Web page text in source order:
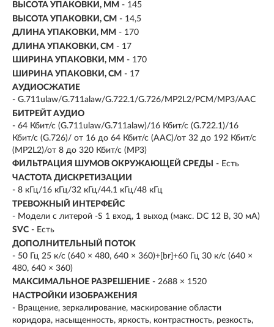
ВЫСОТА УПАКОВКИ, ММ - 145
ВЫСОТА УПАКОВКИ, СМ - 14,5
ДЛИНА УПАКОВКИ, ММ - 170
ДЛИНА УПАКОВКИ, СМ - 17
ШИРИНА УПАКОВКИ, ММ - 170
ШИРИНА УПАКОВКИ, СМ - 17
АУДИОСЖАТИЕ
- G.711ulaw/G.711alaw/G.722.1/G.726/MP2L2/PCM/MP3/AAC
БИТРЕЙТ АУДИО
- 64 Кбит/с (G.711ulaw/G.711alaw)/16 Кбит/с (G.722.1)/16
Кбит/с (G.726)/ от 16 до 64 Кбит/с (AAC)/от 32 до 192 Кбит/с
(MP2L2)/от 8 до 320 Кбит/с (MP3)
ФИЛЬТРАЦИЯ ШУМОВ ОКРУЖАЮЩЕЙ СРЕДЫ
- Есть
ЧАСТОТА ДИСКРЕТИЗАЦИИ
- 8 кГц/16 кГц/32 кГц/44.1 кГц/48 кГц
ТРЕВОЖНЫЙ ИНТЕРФЕЙС
- Модели с литерой -S 1 вход, 1 выход (макс. DC 12 В, 30 мA)
SVC - Есть
ДОПОЛНИТЕЛЬНЫЙ ПОТОК
- 50 Гц 25 к/с (640 × 480, 640 × 360)+[br]+60 Гц 30 к/с (640 ×
480, 640 × 360)
МАКСИМАЛЬНОЕ РАЗРЕШЕНИЕ - 2688 × 1520
НАСТРОЙКИ ИЗОБРАЖЕНИЯ
- Вращение, зеркалирование, маскирование области
коридора, насыщенность, яркость, контрастность, резкость,